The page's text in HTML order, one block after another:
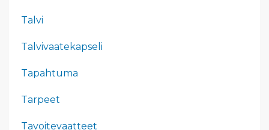
Talvi
Talvivaatekapseli
Tapahtuma
Tarpeet
Tavoitevaatteet